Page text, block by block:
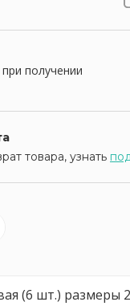
получении
товара, узнать
(6 шт.) размеры